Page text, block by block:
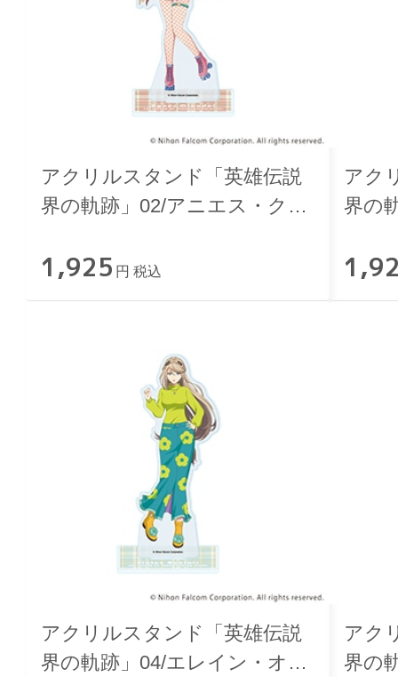
アクリルスタンド「英雄伝説
界の軌跡」02/アニエス・クロ
1,925 円 税込
アク
界の
アクリルスタンド「英雄伝説
界の軌跡」04/エレイン・オー
アク
界の